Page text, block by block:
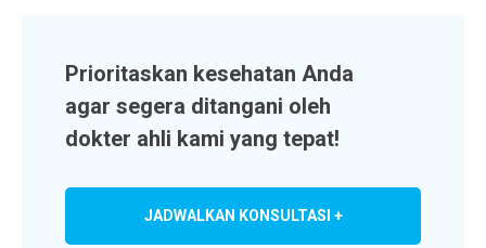
Prioritaskan kesehatan Anda
agar segera ditangani oleh
dokter ahli kami yang tepat!
JADWALKAN KONSULTASI +